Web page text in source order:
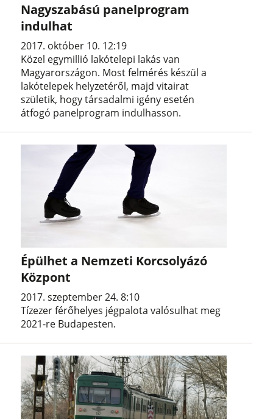
Nagyszabású panelprogram
indulhat
2017. október 10. 12:19
Közel egymillió lakótelepi lakás van
Magyarországon. Most felmérés készül a
lakótelepek helyzetéről, majd vitairat
születik, hogy társadalmi igény esetén
átfogó panelprogram indulhasson.
Épülhet a Nemzeti Korcsolyázó
Központ
2017. szeptember 24. 8:10
Tízezer férőhelyes jégpalota valósulhat meg
2021-re Budapesten.